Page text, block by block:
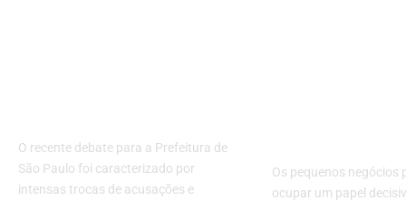
O recente debate para a Prefeitura de
São Paulo foi caracterizado por
intensas trocas de acusações e
Os pequenos negócios
ocupar um papel